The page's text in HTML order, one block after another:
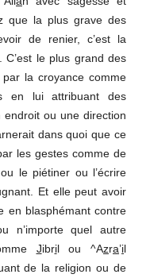
que la plus grave des
de renier, c’est la
le plus grand des
la croyance comme
en lui attribuant des
ou une direction
dans quoi que ce
les gestes comme de
le piétiner ou l’écrire
Et elle peut avoir
en blasphémant contre
n’importe quel autre
Jibril ou ^Azra’il
de la religion ou de